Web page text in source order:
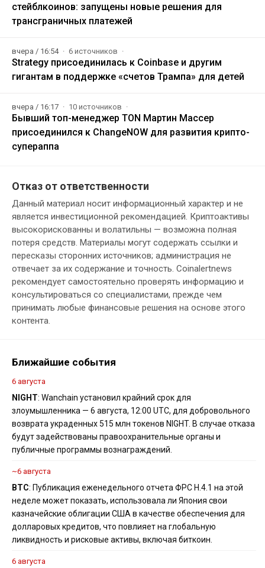
стейблкоинов: запущены новые решения для
трансграничных платежей
вчера / 16:54 6 источников
Strategy присоединилась к Coinbase и другим
гигантам в поддержке «счетов Трампа» для детей
вчера / 16:17 10 источников
Бывший топ-менеджер TON Мартин Массер
присоединился к ChangeNOW для развития крипто-
супераппа
Отказ от ответственности
Данный материал носит информационный характер и не
является инвестиционной рекомендацией. Криптоактивы
высокорискованны и волатильны — возможна полная
потеря средств. Материалы могут содержать ссылки и
пересказы сторонних источников; администрация не
отвечает за их содержание и точность. Coinalertnews
рекомендует самостоятельно проверять информацию и
консультироваться со специалистами, прежде чем
принимать любые финансовые решения на основе этого
контента.
Ближайшие события
6 августа
NIGHT: Wanchain установил крайний срок для
злоумышленника — 6 августа, 12:00 UTC, для добровольного
возврата украденных 515 млн токенов NIGHT. В случае отказа
будут задействованы правоохранительные органы и
публичные программы вознаграждений.
~6 августа
BTC: Публикация еженедельного отчета ФРС H.4.1 на этой
неделе может показать, использовала ли Япония свои
казначейские облигации США в качестве обеспечения для
долларовых кредитов, что повлияет на глобальную
ликвидность и рисковые активы, включая биткоин.
6 августа